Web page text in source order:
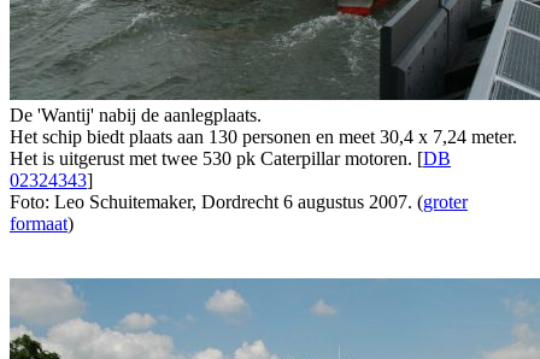
De 'Wantij' nabij de aanlegplaats.
Het schip biedt plaats aan 130 personen en meet 30,4 x 7,24 meter.
Het is uitgerust met twee 530 pk Caterpillar motoren. [DB
02324343]
Foto: Leo Schuitemaker, Dordrecht 6 augustus 2007. (groter
formaat)